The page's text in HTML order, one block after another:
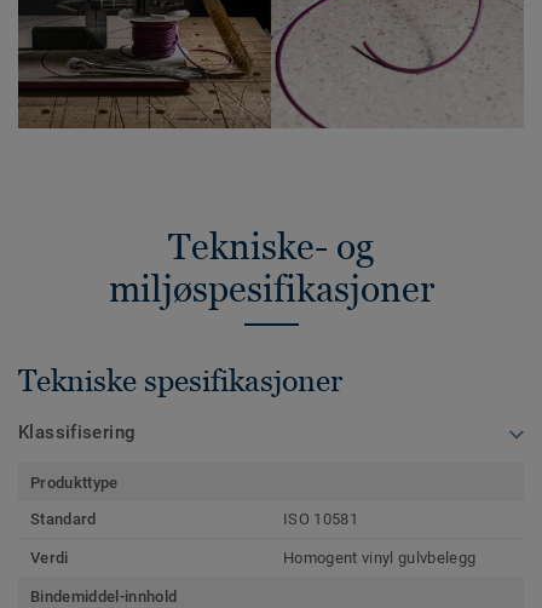
Tekniske- og
miljøspesifikasjoner
Tekniske spesifikasjoner
Klassifisering
Produkttype
Standard
ISO 10581
Verdi Homogent vinyl gulvbelegg
Bindemiddel-innhold